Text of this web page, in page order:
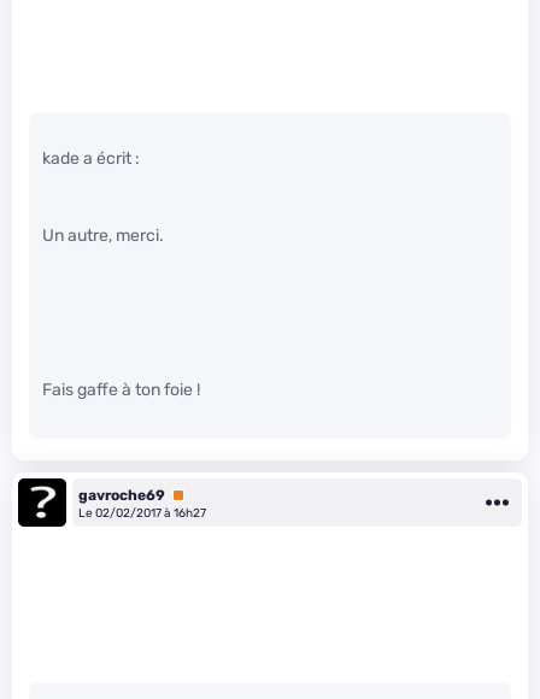
kade a écrit :
Un autre, merci.
Fais gaffe à ton foie !
gavroche69 Premium
Le 02/02/2017 à 16h27